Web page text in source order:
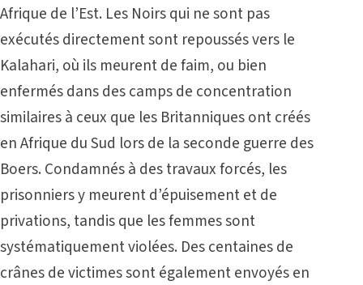
Afrique de l’Est. Les Noirs qui ne sont pas
exécutés directement sont repoussés vers le
Kalahari, où ils meurent de faim, ou bien
enfermés dans des camps de concentration
similaires à ceux que les Britanniques ont créés
en Afrique du Sud lors de la seconde guerre des
Boers. Condamnés à des travaux forcés, les
prisonniers y meurent d’épuisement et de
privations, tandis que les femmes sont
systématiquement violées. Des centaines de
crânes de victimes sont également envoyés en